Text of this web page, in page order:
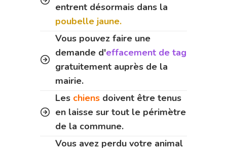
entrent désormais dans la
poubelle jaune.
Vous pouvez faire une
demande d'effacement de tag
gratuitement auprès de la
mairie.
Les chiens doivent être tenus
en laisse sur tout le périmètre
de la commune.
Vous avez perdu votre animal